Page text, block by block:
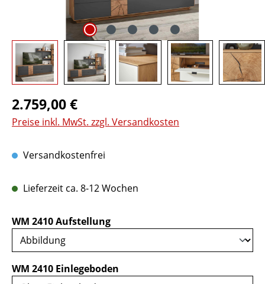
Regulärer Preis:
2.759,00 €
Preise inkl. MwSt. zzgl. Versandkosten
Versandkostenfrei
Lieferzeit ca. 8-12 Wochen
WM 2410 Aufstellungauswählen
WM 2410 Einlegeboden